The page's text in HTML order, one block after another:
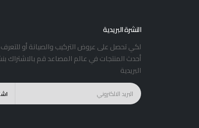
النشرة البريدية
لكي تحصل على عروض التركيب والصيانة أو
أحدث المنتجات في عالم المصاعد قم بالاشتراك
البريدية